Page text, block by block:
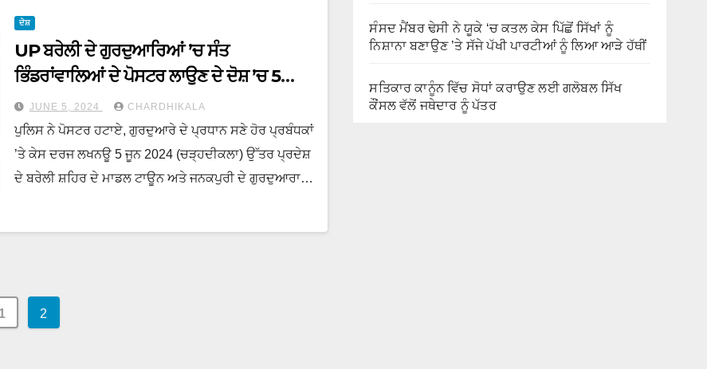
ਦੇਸ਼
UP ਬਰੇਲੀ ਦੇ ਗੁਰਦੁਆਰਿਆਂ ’ਚ ਸੰਤ
ਭਿੰਡਰਾਂਵਾਲਿਆਂ ਦੇ ਪੋਸਟਰ ਲਾਉਣ ਦੇ ਦੋਸ਼ ’ਚ 5
ਵਿਰੁੱਧ ਮਾਮਲਾ ਦਰਜ
JUNE 5, 2024 CHARDHIKALA
ਪੁਲਿਸ ਨੇ ਪੋਸਟਰ ਹਟਾਏ, ਗੁਰਦੁਆਰੇ ਦੇ ਪ੍ਰਧਾਨ ਸਣੇ ਹੋਰ ਪ੍ਰਬੰਧਕਾਂ
’ਤੇ ਕੇਸ ਦਰਜ ਲਖਨਊ 5 ਜੂਨ 2024 (ਚੜ੍ਹਦੀਕਲਾ) ਉੱਤਰ ਪ੍ਰਦੇਸ਼
ਦੇ ਬਰੇਲੀ ਸ਼ਹਿਰ ਦੇ ਮਾਡਲ ਟਾਊਨ ਅਤੇ ਜਨਕਪੁਰੀ ਦੇ ਗੁਰਦੁਆਰਾ…
1 2
ਸੰਸਦ ਮੈਂਬਰ ਢੇਸੀ ਨੇ ਯੂਕੇ ‘ਚ ਕਤਲ ਕੇਸ ਪਿੱਛੋਂ ਸਿੱਖਾਂ ਨੂੰ
ਨਿਸ਼ਾਨਾ ਬਣਾਉਣ ’ਤੇ ਸੱਜੇ ਪੱਖੀ ਪਾਰਟੀਆਂ ਨੂੰ ਲਿਆ ਆੜੇ ਹੱਥੀਂ
ਸਤਿਕਾਰ ਕਾਨੂੰਨ ਵਿੱਚ ਸੋਧਾਂ ਕਰਾਉਣ ਲਈ ਗਲੋਬਲ ਸਿੱਖ
ਕੌਂਸਲ ਵੱਲੋਂ ਜਥੇਦਾਰ ਨੂੰ ਪੱਤਰ